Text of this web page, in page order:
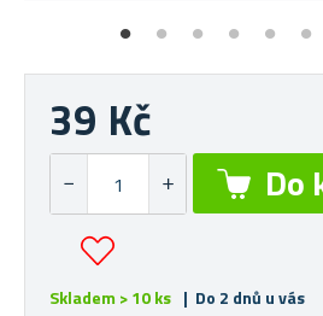
39 Kč
Skladem > 10 ks | Do 2 dnů u vás